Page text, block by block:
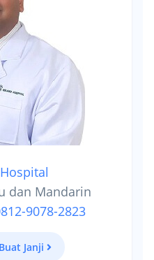
dan Mandarin
9078-2823
Janji